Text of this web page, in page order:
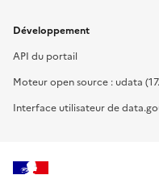
Développement
API du portail
Moteur open source : udata
Interface utilisateur de